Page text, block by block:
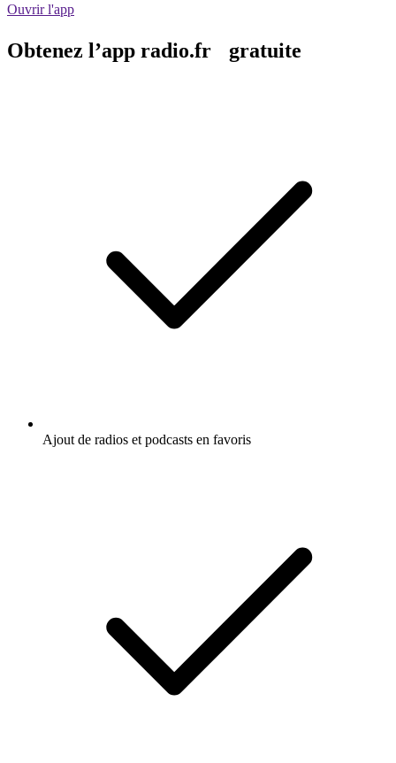
Ouvrir l'app
Obtenez l’app radio.fr gratuite
Ajout de radios et podcasts en favoris